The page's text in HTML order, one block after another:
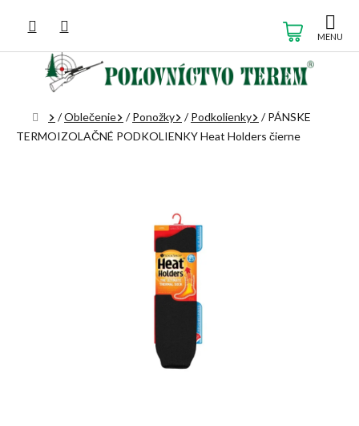
obsah
KOŠÍK
Domov
/Oblečenie / Ponožky / Podkolienky / PÁNSKE
TERMOIZOLAČNÉ PODKOLIENKY Heat Holders čierne